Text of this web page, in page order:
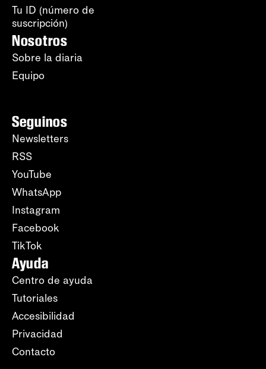
Tu ID (número de
suscripción)
Nosotros
Sobre la diaria
Equipo
Seguinos
Newsletters
RSS
YouTube
WhatsApp
Instagram
Facebook
TikTok
Ayuda
Centro de ayuda
Tutoriales
Accesibilidad
Privacidad
Contacto